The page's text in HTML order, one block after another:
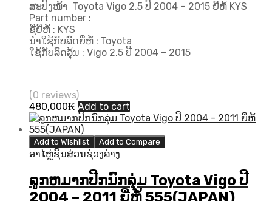
ສະປິງໜ້າ Toyota Vigo 2.5 ປີ 2004 – 2015 ຍີ່ຫໍ້ KYS
Part number :
ຊື່ຍີ່ຫໍ້ : KYS
ນຳໃຊ້ກັບລົດຍີ່ຫໍ້ : Toyota
ໃຊ້ກັບລົດລຸ້ນ : Vigo 2.5 ປີ 2004 – 2015
(0 reviews)
480,000₭ Add to cart
Add to Wishlist Add to Compare
ອາໄຫຼ່ຊິ້ນສ່ວນຊ່ວງລ່າງ
ລູກຫມາກປີກນົກລຸ່ມ Toyota Vigo ປີ
2004 – 2011 ຍີ່ຫໍ້ 555(JAPAN)